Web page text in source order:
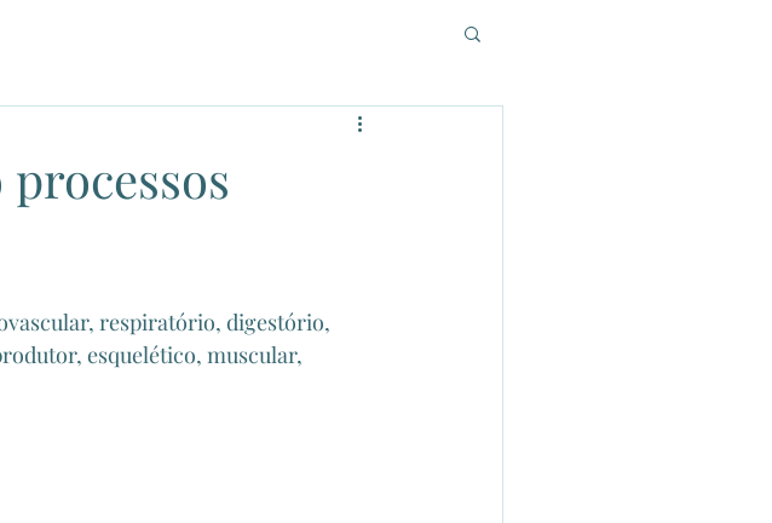
respiratório, digestório,
esquelético, muscular,